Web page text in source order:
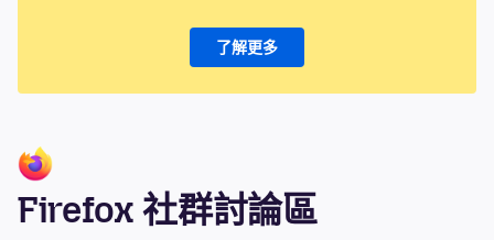
了解更多
Firefox 社群討論區